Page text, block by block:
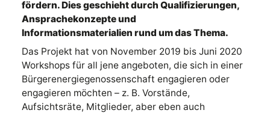
fördern. Dies geschieht durch Qualifizierungen,
Ansprachekonzepte und
Informationsmaterialien rund um das Thema.
Das Projekt hat von November 2019 bis Juni 2020
Workshops für all jene angeboten, die sich in einer
Bürgerenergiegenossenschaft engagieren oder
engagieren möchten – z. B. Vorstände,
Aufsichtsräte, Mitglieder, aber eben auch